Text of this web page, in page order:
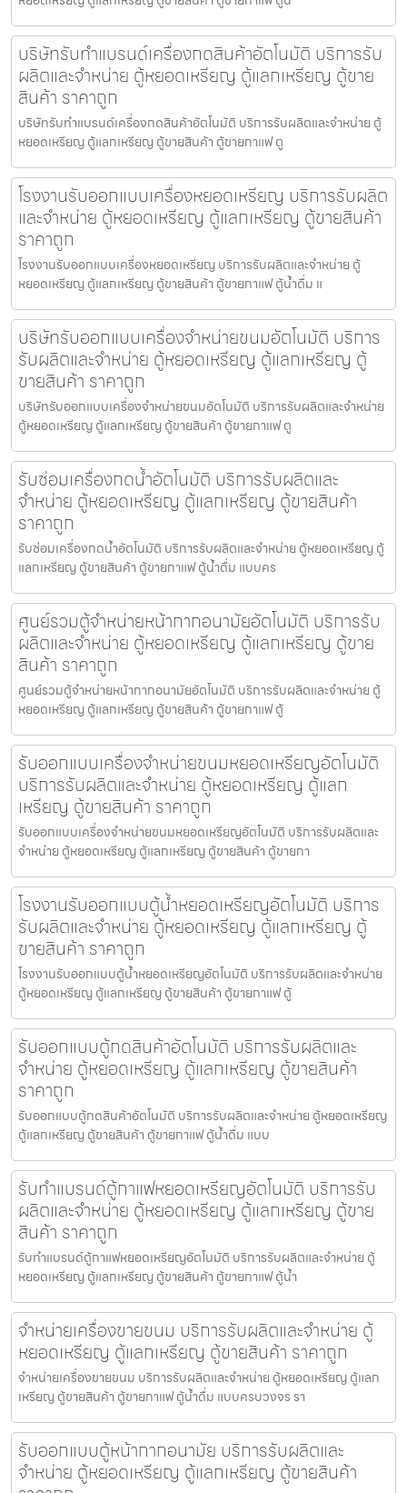
บริษัทรับทำแบรนด์เครื่องกดสินค้า​อัตโนมัติ บริการรับ
ผลิตและจำหน่าย ตู้หยอดเหรียญ ตู้แลกเหรียญ ตู้ขาย
สินค้า ราคาถูก
บริษัทรับทำแบรนด์เครื่องกดสินค้า​อัตโนมัติ บริการรับผลิตและจำหน่าย ตู้
หยอดเหรียญ ตู้แลกเหรียญ ตู้ขายสินค้า ตู้ขายกาแฟ ตู
โรงงานรับออกแบบเครื่องหยอดเหรียญ บริการรับผลิต
และจำหน่าย ตู้หยอดเหรียญ ตู้แลกเหรียญ ตู้ขายสินค้า
ราคาถูก
โรงงานรับออกแบบเครื่องหยอดเหรียญ บริการรับผลิตและจำหน่าย ตู้
หยอดเหรียญ ตู้แลกเหรียญ ตู้ขายสินค้า ตู้ขายกาแฟ ตู้น้ำดื่ม แ
บริษัทรับออกแบบเครื่องจำหน่ายขนม​อัตโนมัติ บริการ
รับผลิตและจำหน่าย ตู้หยอดเหรียญ ตู้แลกเหรียญ ตู้
ขายสินค้า ราคาถูก
บริษัทรับออกแบบเครื่องจำหน่ายขนม​อัตโนมัติ บริการรับผลิตและจำหน่าย
ตู้หยอดเหรียญ ตู้แลกเหรียญ ตู้ขายสินค้า ตู้ขายกาแฟ ตู
รับซ่อมเครื่องกดน้ำอัตโนมัติ บริการรับผลิตและ
จำหน่าย ตู้หยอดเหรียญ ตู้แลกเหรียญ ตู้ขายสินค้า
ราคาถูก
รับซ่อมเครื่องกดน้ำอัตโนมัติ บริการรับผลิตและจำหน่าย ตู้หยอดเหรียญ ตู้
แลกเหรียญ ตู้ขายสินค้า ตู้ขายกาแฟ ตู้น้ำดื่ม แบบคร
ศูนย์รวมตู้จำหน่ายหน้ากากอนามัย​อัตโนมัติ บริการรับ
ผลิตและจำหน่าย ตู้หยอดเหรียญ ตู้แลกเหรียญ ตู้ขาย
สินค้า ราคาถูก
ศูนย์รวมตู้จำหน่ายหน้ากากอนามัย​อัตโนมัติ บริการรับผลิตและจำหน่าย ตู้
หยอดเหรียญ ตู้แลกเหรียญ ตู้ขายสินค้า ตู้ขายกาแฟ ตู้
รับออกแบบเครื่องจำหน่ายขนมหยอดเหรียญ​​อัตโนมัติ
บริการรับผลิตและจำหน่าย ตู้หยอดเหรียญ ตู้แลก
เหรียญ ตู้ขายสินค้า ราคาถูก
รับออกแบบเครื่องจำหน่ายขนมหยอดเหรียญ​​อัตโนมัติ บริการรับผลิตและ
จำหน่าย ตู้หยอดเหรียญ ตู้แลกเหรียญ ตู้ขายสินค้า ตู้ขายกา
โรงงานรับออกแบบตู้น้ำหยอดเหรียญ​อัตโนมัติ บริการ
รับผลิตและจำหน่าย ตู้หยอดเหรียญ ตู้แลกเหรียญ ตู้
ขายสินค้า ราคาถูก
โรงงานรับออกแบบตู้น้ำหยอดเหรียญ​อัตโนมัติ บริการรับผลิตและจำหน่าย
ตู้หยอดเหรียญ ตู้แลกเหรียญ ตู้ขายสินค้า ตู้ขายกาแฟ ตู้
รับออกแบบตู้กดสินค้า​อัตโนมัติ บริการรับผลิตและ
จำหน่าย ตู้หยอดเหรียญ ตู้แลกเหรียญ ตู้ขายสินค้า
ราคาถูก
รับออกแบบตู้กดสินค้า​อัตโนมัติ บริการรับผลิตและจำหน่าย ตู้หยอดเหรียญ
ตู้แลกเหรียญ ตู้ขายสินค้า ตู้ขายกาแฟ ตู้น้ำดื่ม แบบ
รับทำแบรนด์ตู้กาแฟหยอดเหรียญ​อัตโนมัติ บริการรับ
ผลิตและจำหน่าย ตู้หยอดเหรียญ ตู้แลกเหรียญ ตู้ขาย
สินค้า ราคาถูก
รับทำแบรนด์ตู้กาแฟหยอดเหรียญ​อัตโนมัติ บริการรับผลิตและจำหน่าย ตู้
หยอดเหรียญ ตู้แลกเหรียญ ตู้ขายสินค้า ตู้ขายกาแฟ ตู้น้ำ
จำหน่ายเครื่องขายขนม บริการรับผลิตและจำหน่าย ตู้
หยอดเหรียญ ตู้แลกเหรียญ ตู้ขายสินค้า ราคาถูก
จำหน่ายเครื่องขายขนม บริการรับผลิตและจำหน่าย ตู้หยอดเหรียญ ตู้แลก
เหรียญ ตู้ขายสินค้า ตู้ขายกาแฟ ตู้น้ำดื่ม แบบครบวงจร รา
รับออกแบบตู้หน้ากากอนามัย บริการรับผลิตและ
จำหน่าย ตู้หยอดเหรียญ ตู้แลกเหรียญ ตู้ขายสินค้า